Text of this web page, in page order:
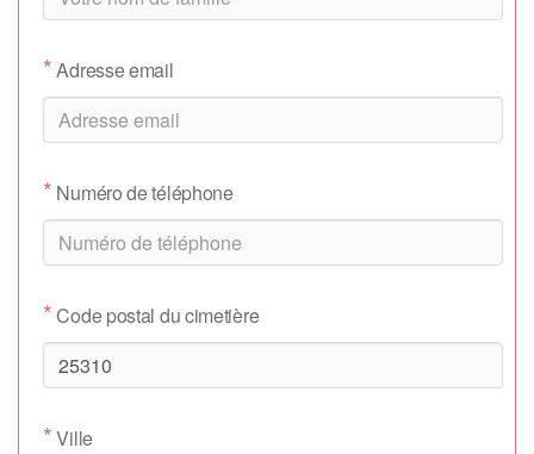
*Adresse email
* Numéro de téléphone
*Code postal du cimetière
*Ville